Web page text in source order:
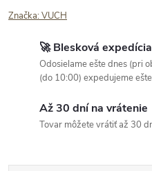
Značka:VUCH
🚀 Blesková
Odosielame ešte dnes (pri
(do 10:00) expedujeme
Až 30 dní na vrátenie
Tovar môžete vrátiť až 30